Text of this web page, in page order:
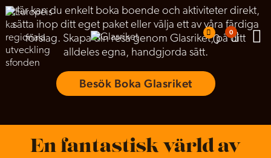
0
0
Här kan du enkelt boka boende och aktiviteter direkt,
sätta ihop ditt eget paket eller välja ett av våra färdiga
förslag. Skapa din resa genom Glasriket, på ditt
alldeles egna, handgjorda sätt.
Besök Boka Glasriket
En fantastisk värld av